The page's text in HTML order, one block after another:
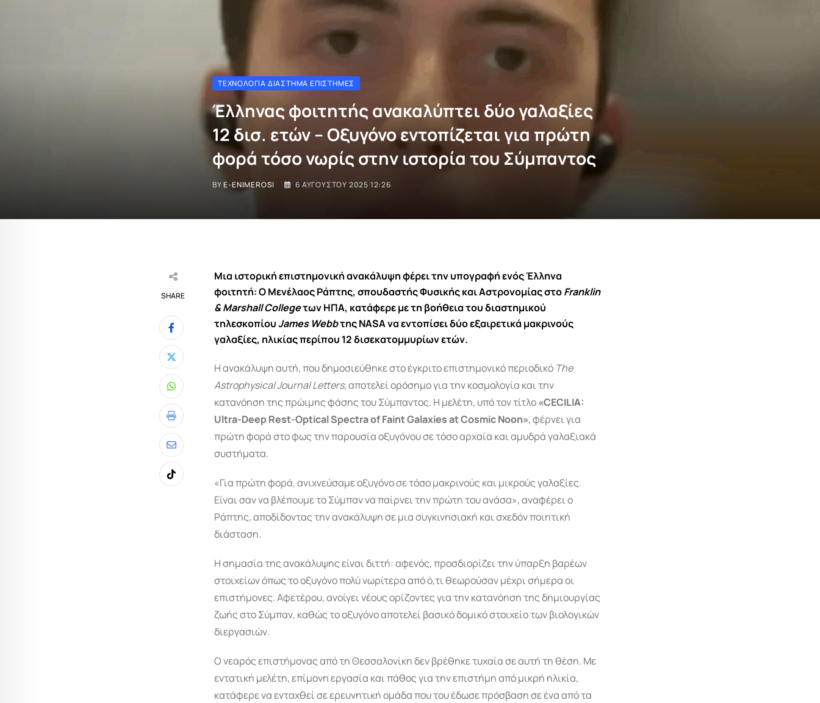
ΤΕΧΝΟΛΟΓΊΑ ΔΙΆΣΤΗΜΑ ΕΠΙΣΤΉΜΕΣ
Έλληνας φοιτητής ανακαλύπτει δύο γαλαξίες
12 δισ. ετών – Οξυγόνο εντοπίζεται για πρώτη
φορά τόσο νωρίς στην ιστορία του Σύμπαντος
BYE-ENIMEROSI 6 ΑΥΓΟΎΣΤΟΥ 2025 12:26
SHARE
Whatsapp
Print
Share
via
Email
Tiktok
Μια ιστορική επιστημονική ανακάλυψη φέρει την υπογραφή ενός Έλληνα
φοιτητή: Ο Μενέλαος Ράπτης, σπουδαστής Φυσικής και Αστρονομίας στοFranklin
& Marshall Collegeτων ΗΠΑ, κατάφερε με τη βοήθεια του διαστημικού
τηλεσκοπίουJames Webbτης NASA να εντοπίσει δύο εξαιρετικά μακρινούς
γαλαξίες, ηλικίας περίπου 12 δισεκατομμυρίων ετών.
Η ανακάλυψη αυτή, που δημοσιεύθηκε στο έγκριτο επιστημονικό περιοδικό The
Astrophysical Journal Letters, αποτελεί ορόσημο για την κοσμολογία και την
κατανόηση της πρώιμης φάσης του Σύμπαντος. Η μελέτη, υπό τον τίτλο«CECILIA:
Ultra-Deep Rest-Optical Spectra of Faint Galaxies at Cosmic Noon», φέρνει για
πρώτη φορά στο φως την παρουσία οξυγόνου σε τόσο αρχαία και αμυδρά γαλαξιακά
συστήματα.
«Για πρώτη φορά, ανιχνεύσαμε οξυγόνο σε τόσο μακρινούς και μικρούς γαλαξίες.
Είναι σαν να βλέπουμε το Σύμπαν να παίρνει την πρώτη του ανάσα», αναφέρει ο
Ράπτης, αποδίδοντας την ανακάλυψη σε μια συγκινησιακή και σχεδόν ποιητική
διάσταση.
Η σημασία της ανακάλυψης είναι διττή: αφενός, προσδιορίζει την ύπαρξη βαρέων
στοιχείων όπως το οξυγόνο πολύ νωρίτερα από ό,τι θεωρούσαν μέχρι σήμερα οι
επιστήμονες. Αφετέρου, ανοίγει νέους ορίζοντες για την κατανόηση της δημιουργίας
ζωής στο Σύμπαν, καθώς το οξυγόνο αποτελεί βασικό δομικό στοιχείο των βιολογικών
διεργασιών.
Ο νεαρός επιστήμονας από τη Θεσσαλονίκη δεν βρέθηκε τυχαία σε αυτή τη θέση. Με
εντατική μελέτη, επίμονη εργασία και πάθος για την επιστήμη από μικρή ηλικία,
κατάφερε να ενταχθεί σε ερευνητική ομάδα που του έδωσε πρόσβαση σε ένα από τα